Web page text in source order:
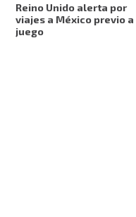
Reino Unido alerta por
viajes a México previo a
juego